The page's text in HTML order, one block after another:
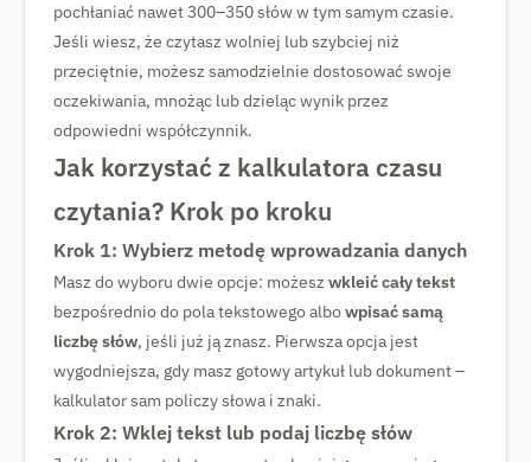
pochłaniać nawet 300–350 słów w tym samym czasie.
Jeśli wiesz, że czytasz wolniej lub szybciej niż
przeciętnie, możesz samodzielnie dostosować swoje
oczekiwania, mnożąc lub dzieląc wynik przez
odpowiedni współczynnik.
Jak korzystać z kalkulatora czasu
czytania? Krok po kroku
Krok 1: Wybierz metodę wprowadzania danych
Masz do wyboru dwie opcje: możesz wkleić cały tekst
bezpośrednio do pola tekstowego albowpisać samą
liczbę słów, jeśli już ją znasz. Pierwsza opcja jest
wygodniejsza, gdy masz gotowy artykuł lub dokument –
kalkulator sam policzy słowa i znaki.
Krok 2: Wklej tekst lub podaj liczbę słów